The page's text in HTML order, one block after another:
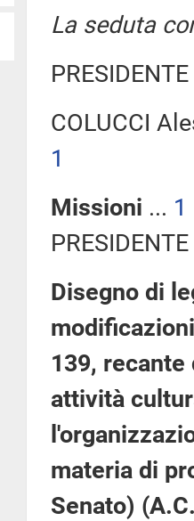
La seduta
COLUCCI
1
Missioni ... 1
Disegno di
139,
attività
materia di
Senato)